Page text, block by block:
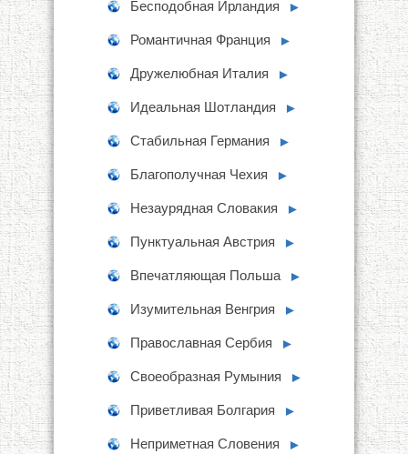
Бесподобная Ирландия ►
Романтичная Франция ►
Дружелюбная Италия ►
Идеальная Шотландия ►
Стабильная Германия ►
Благополучная Чехия ►
Незаурядная Словакия ►
Пунктуальная Австрия ►
Впечатляющая Польша ►
Изумительная Венгрия ►
Православная Сербия ►
Своеобразная Румыния ►
Приветливая Болгария ►
Неприметная Словения ►